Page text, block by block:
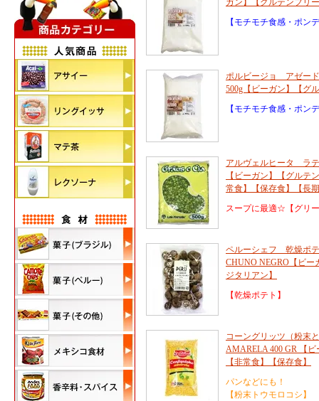
ガン】【グルテンフリ
【モチモチ食感・ポン
ポルビージョ アゼー
500g【ビーガン】【グ
【モチモチ食感・ポン
アルヴェルヒータ ラ
【ビーガン】【グルテ
常食】【保存食】【長
スープに最適☆【グリ
ペルーシェフ 乾燥ポ
CHUNO NEGRO【ビ
ジタリアン】
【乾燥ポテト】
コーングリッツ（粉末
AMARELA 400 GR 【
【非常食】【保存食】
パンなどにも！
【粉末トウモロコシ】